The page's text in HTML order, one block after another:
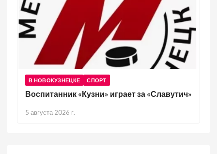
В НОВОКУЗНЕЦКЕ СПОРТ
Воспитанник «Кузни» играет за «Славутич»
5 августа 2026 г.